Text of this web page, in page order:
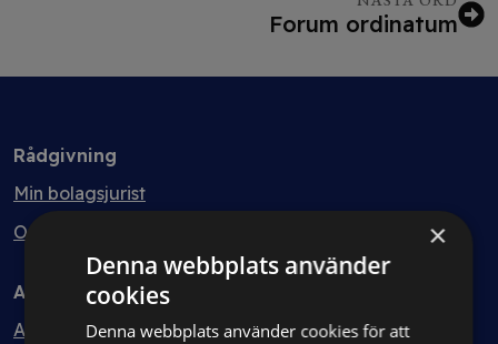
Forum ordinatum
Rådgivning
Min bolagsjurist
Ombud
Avtal
Avtalshantering
×
Denna webbplats använder
cookies
Denna webbplats använder cookies för att